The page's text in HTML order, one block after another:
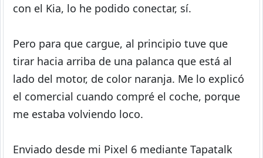
con el Kia, lo he podido conectar, sí.
Pero para que cargue, al principio tuve que
tirar hacia arriba de una palanca que está al
lado del motor, de color naranja. Me lo explicó
el comercial cuando compré el coche, porque
me estaba volviendo loco.
Enviado desde mi Pixel 6 mediante Tapatalk